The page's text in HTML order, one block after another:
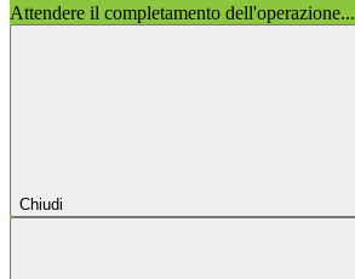
Attendere il completamento dell'operazione...
Chiudi